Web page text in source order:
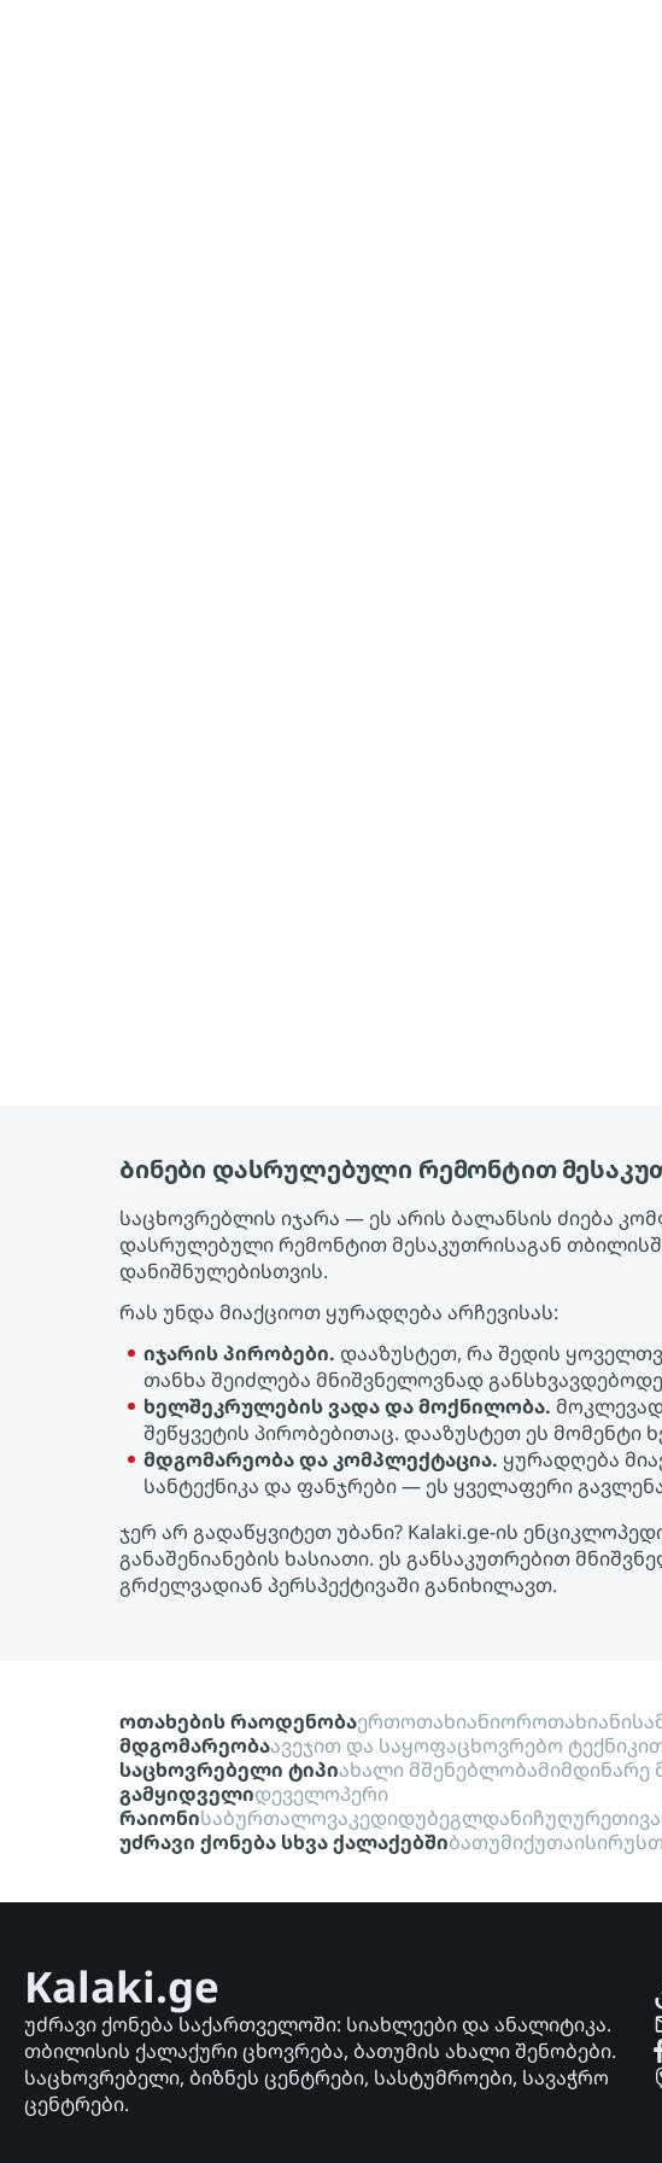
Ბინები დასრულებული რემონტით
საცხოვრებლის იჯარა — ეს არის ბალანსის ძიება
დასრულებული რემონტით მესაკუთრისაგან
დანიშნულებისთვის.
რას უნდა მიაქციოთ ყურადღება არჩევისას:
იჯარის პირობები. დააზუსტეთ, რა შედის
თანხა შეიძლება მნიშვნელოვნად
ხელშეკრულების ვადა და მოქნილობა.
შეწყვეტის პირობებითაც. დააზუსტეთ ეს მომენტი
მდგომარეობა და კომპლექტაცია. ყურადღება
სანტექნიკა და ფანჯრები — ეს ყველაფერი
ჯერ არ გადაწყვიტეთ უბანი? Kalaki.ge-ის
განაშენიანების ხასიათი. ეს განსაკუთრებით
გრძელვადიან პერსპექტივაში განიხილავთ.
ოთახების რაოდენობაერთოთახიანიოროთახიანი
მდგომარეობაავეჯით და საყოფაცხოვრებო
საცხოვრებელი ტიპიახალი მშენებლობამიმდინარე
გამყიდველიდეველოპერი
რაიონისაბურთალოვაკედიდუბეგლდანიჩუღურეთი
უძრავი ქონება სხვა ქალაქებშიბათუმიქუთაისი
Kalaki.ge
უძრავი ქონება საქართველოში: სიახლეები და ანალიტიკა.
თბილისის ქალაქური ცხოვრება, ბათუმის ახალი შენობები.
საცხოვრებელი, ბიზნეს ცენტრები, სასტუმროები, სავაჭრო
ცენტრები.